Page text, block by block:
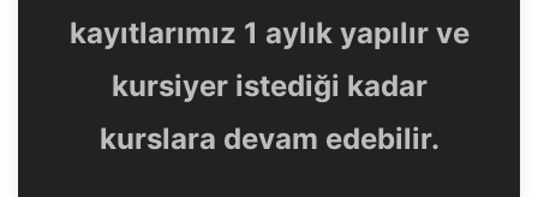
kayıtlarımız 1 aylık yapılır ve
kursiyer istediği kadar
kurslara devam edebilir.